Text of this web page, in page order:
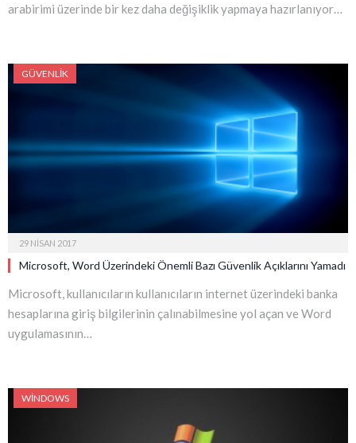
arabirimi üzerinde bir kez daha değişiklik yapmaya hazırlanıyor…
GÜVENLIK
29 NISAN 2017
Microsoft, Word Üzerindeki Önemli Bazı Güvenlik Açıklarını Yamadı
Microsoft, kullanıcıların kullanıcıların internet üzerindeki banka
hesaplarına giriş bilgilerinin çalınabilmesine yol açan ve Word
uygulamasının…
WINDOWS